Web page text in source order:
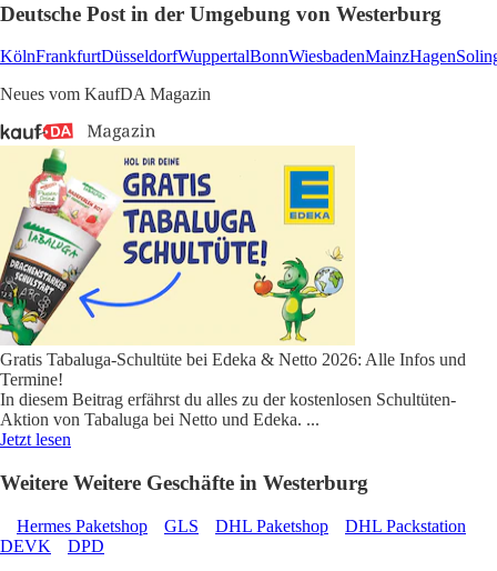
Deutsche Post in der Umgebung von Westerburg
KölnFrankfurtDüsseldorfWuppertalBonnWiesbadenMainzHagen
Neues vom KaufDA Magazin
Gratis Tabaluga-Schultüte bei Edeka & Netto 2026: Alle Infos und
Termine!
In diesem Beitrag erfährst du alles zu der kostenlosen Schultüten-
Aktion von Tabaluga bei Netto und Edeka. ...
Jetzt lesen
Weitere Weitere Geschäfte in Westerburg
Hermes Paketshop GLS DHL Paketshop
DHL Packstation
DEVK
DPD